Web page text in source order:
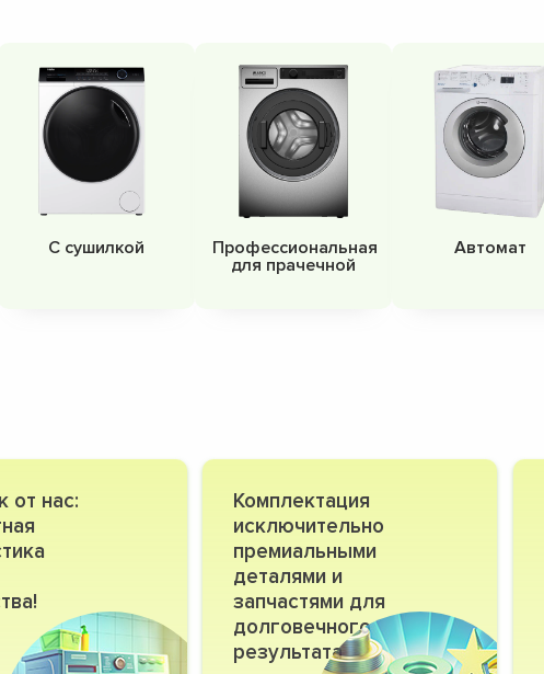
С сушилкой
Профессиональная
для прачечной
Автомат
от нас:
Комплектация
исключительно
премиальными
деталями и
запчастями для
долговечного
результата